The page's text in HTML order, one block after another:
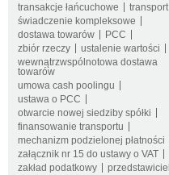
transakcje łańcuchowe
transport
świadczenie kompleksowe
dostawa towarów
PCC
zbiór rzeczy
ustalenie wartości
wewnątrzwspólnotowa dostawa
towarów
umowa cash poolingu
ustawa o PCC
otwarcie nowej siedziby spółki
finansowanie transportu
mechanizm podzielonej płatności
załącznik nr 15 do ustawy o VAT
zakład podatkowy
przedstawiciel